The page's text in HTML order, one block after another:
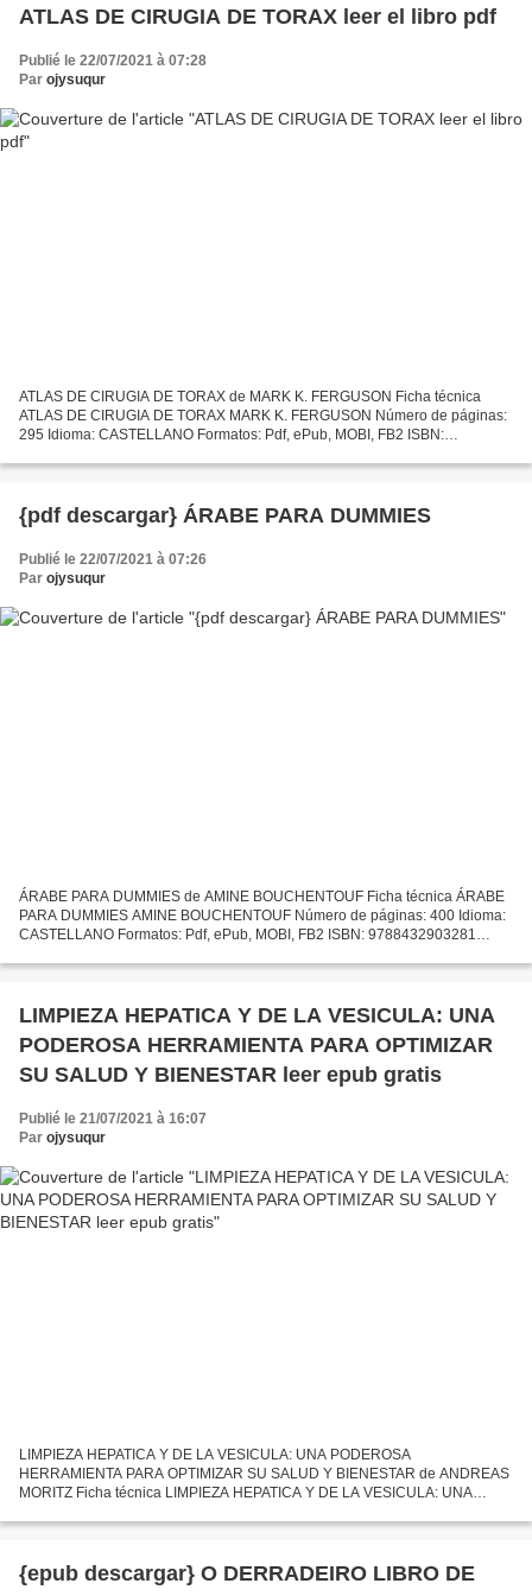
ATLAS DE CIRUGIA DE TORAX leer el libro pdf
Publié le 22/07/2021 à 07:28
Par ojysuqur
ATLAS DE CIRUGIA DE TORAX de MARK K. FERGUSON Ficha técnica
ATLAS DE CIRUGIA DE TORAX MARK K. FERGUSON Número de páginas:
295 Idioma: CASTELLANO Formatos: Pdf, ePub, MOBI, FB2 ISBN:
eBook...
{pdf descargar} ÁRABE PARA DUMMIES
Publié le 22/07/2021 à 07:26
Par ojysuqur
ÁRABE PARA DUMMIES de AMINE BOUCHENTOUF Ficha técnica ÁRABE
PARA DUMMIES AMINE BOUCHENTOUF Número de páginas: 400 Idioma:
CASTELLANO Formatos: Pdf, ePub, MOBI, FB2 ISBN: 9788432903281
LIMPIEZA HEPATICA Y DE LA VESICULA: UNA
PODEROSA HERRAMIENTA PARA OPTIMIZAR
SU SALUD Y BIENESTAR leer epub gratis
Publié le 21/07/2021 à 16:07
Par ojysuqur
LIMPIEZA HEPATICA Y DE LA VESICULA: UNA PODEROSA
HERRAMIENTA PARA OPTIMIZAR SU SALUD Y BIENESTAR de ANDREAS
MORITZ Ficha técnica LIMPIEZA HEPATICA Y DE LA VESICULA: UNA
ANDREAS MORITZ Número de...
{epub descargar} O DERRADEIRO LIBRO DE